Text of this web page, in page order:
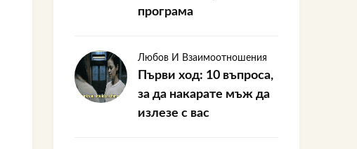
програма
Любов И Взаимоотношения
Първи ход: 10 въпроса,
за да накарате мъж да
излезе с вас